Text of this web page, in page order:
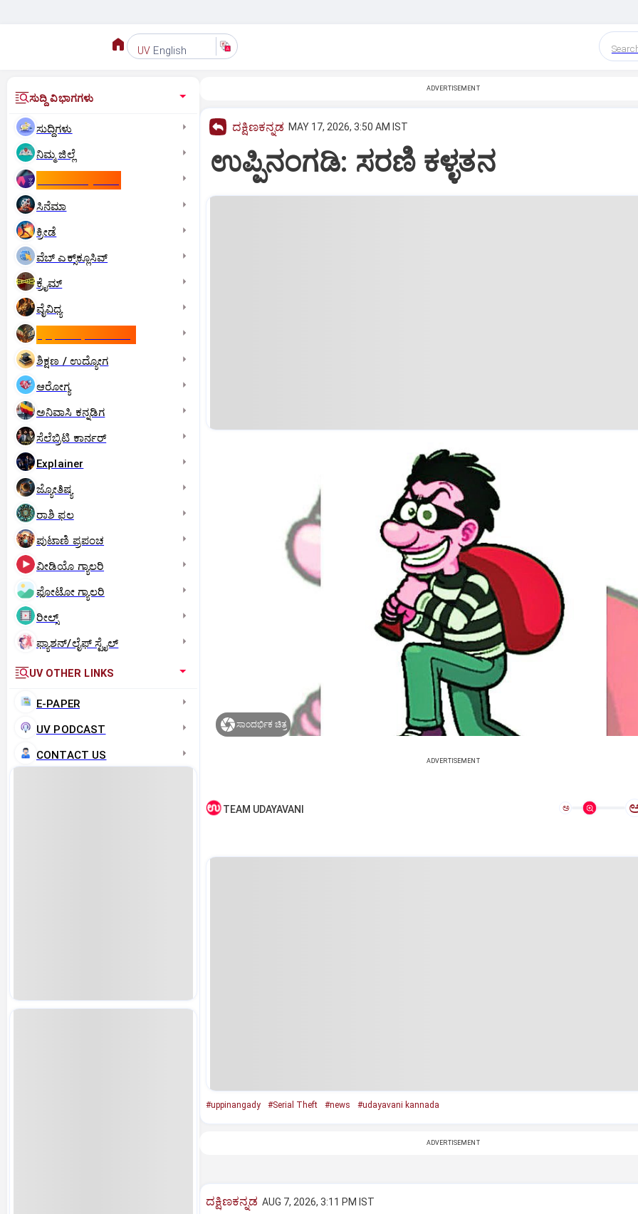
UV English
ಸುದ್ದಿ ವಿಭಾಗಗಳು
ಸುದ್ದಿಗಳು
ನಿಮ್ಮ ಜಿಲ್ಲೆ
ಸಿನೆಮಾ
ಕ್ರೀಡೆ
ವೆಬ್ ಎಕ್ಸ್‌ಕ್ಲೂಸಿವ್
ಕ್ರೈಮ್
ವೈವಿಧ್ಯ
ಶಿಕ್ಷಣ / ಉದ್ಯೋಗ
ಆರೋಗ್ಯ
ಅನಿವಾಸಿ ಕನ್ನಡಿಗ
ಸೆಲೆಬ್ರಿಟಿ ಕಾರ್ನರ್‌
Explainer
ಜ್ಯೋತಿಷ್ಯ
ರಾಶಿ ಫಲ
ಪುಟಾಣಿ ಪ್ರಪಂಚ
ವೀಡಿಯೊ ಗ್ಯಾಲರಿ
ಫೋಟೋ ಗ್ಯಾಲರಿ
ರೀಲ್ಸ್
ಫ್ಯಾಶನ್/ಲೈಫ್‌ ಸ್ಟೈಲ್
UV OTHER LINKS
E-PAPER
UV PODCAST
CONTACT US
ADVERTISEMENT
ದಕ್ಷಿಣಕನ್ನಡ MAY 17, 2026, 3:50 AM IST
ಉಪ್ಪಿನಂಗಡಿ: ಸರಣಿ ಕಳ್ಳತನ
ಸಾಂದರ್ಭಿಕ ಚಿತ್ರ
ADVERTISEMENT
TEAM UDAYAVANI ಅ
#uppinangady #Serial Theft #news #udayavani kannada
ADVERTISEMENT
ದಕ್ಷಿಣಕನ್ನಡ AUG 7, 2026, 3:11 PM IST